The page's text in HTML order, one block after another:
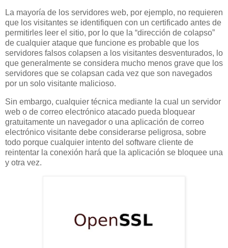
La mayoría de los servidores web, por ejemplo, no requieren
que los visitantes se identifiquen con un certificado antes de
permitirles leer el sitio, por lo que la “dirección de colapso”
de cualquier ataque que funcione es probable que los
servidores falsos colapsen a los visitantes desventurados, lo
que generalmente se considera mucho menos grave que los
servidores que se colapsan cada vez que son navegados
por un solo visitante malicioso.
Sin embargo, cualquier técnica mediante la cual un servidor
web o de correo electrónico atacado pueda bloquear
gratuitamente un navegador o una aplicación de correo
electrónico visitante debe considerarse peligrosa, sobre
todo porque cualquier intento del software cliente de
reintentar la conexión hará que la aplicación se bloquee una
y otra vez.